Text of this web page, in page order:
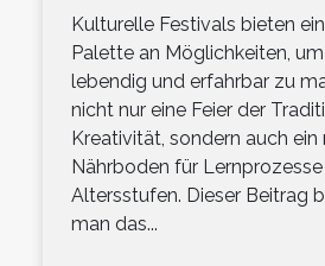
Kulturelle Festivals bieten
Palette an Möglichkeiten,
lebendig und erfahrbar zu
nicht nur eine Feier der
Kreativität, sondern auch ein
Nährboden für Lernprozesse
Altersstufen. Dieser Beitrag
man das...